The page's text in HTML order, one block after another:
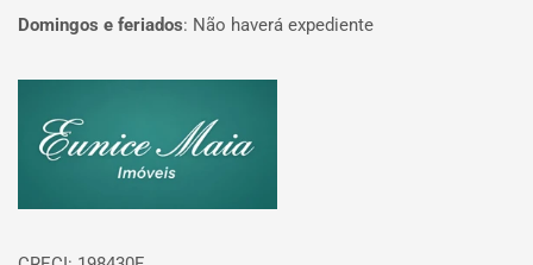
Domingos e feriados: Não haverá expediente